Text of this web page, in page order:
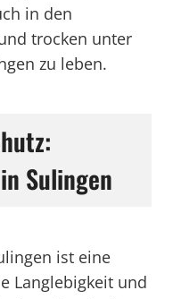
in den
trocken unter
zu leben.
Sulingen
ist eine
Langlebigkeit und